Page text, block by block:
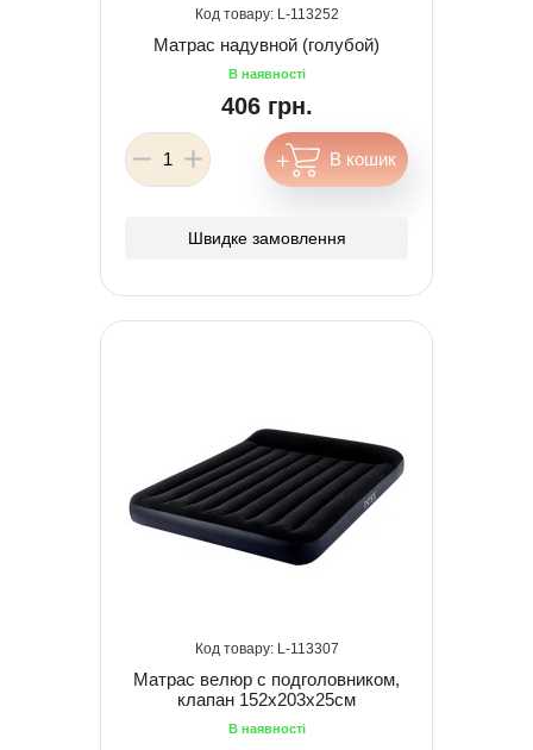
113252
Матрас надувной (голубой)
406 грн.
Швидке замовлення
113307
Матрас велюр с подголовником,
клапан 152х203х25см